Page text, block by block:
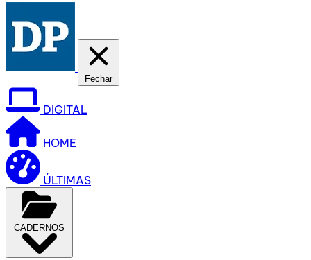
Fechar
DIGITAL
HOME
ÚLTIMAS
CADERNOS